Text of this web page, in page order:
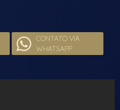
CONTATO VIA
WHATSAPP